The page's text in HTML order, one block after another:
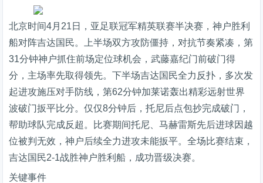
北京时间4月21日，亚足联冠军精英联赛半决赛，神户胜利
船对阵吉达国民。上半场双方攻防僵持，对抗节奏紧凑，第
31分钟神户抓住前场定位球机会，武藤嘉纪门前破门得
分，主场率先取得领先。下半场吉达国民全力反扑，多次发
起进攻施压对手防线，第62分钟加莱诺轰出精彩远射世界
波破门扳平比分。仅仅8分钟后，托尼后点包抄完成破门，
帮助球队完成反超。比赛期间托尼、马赫雷斯先后进球因越
位被判无效，神户后续全力进攻未能扳平。全场比赛结束，
吉达国民2-1战胜神户胜利船，成功晋级决赛。
关键事件